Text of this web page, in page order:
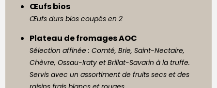
Œufs bios
Œufs durs bios coupés en 2
Plateau de fromages AOC
Sélection affinée : Comté, Brie, Saint-Nectaire,
Chèvre, Ossau-Iraty et Brillat-Savarin à la truffe.
Servis avec un assortiment de fruits secs et des